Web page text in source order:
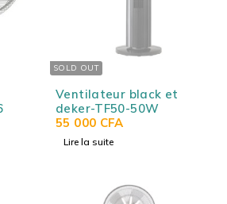
SOLD OUT
Ventilateur black et
deker-TF50-50W
55 000 CFA
Lire la suite